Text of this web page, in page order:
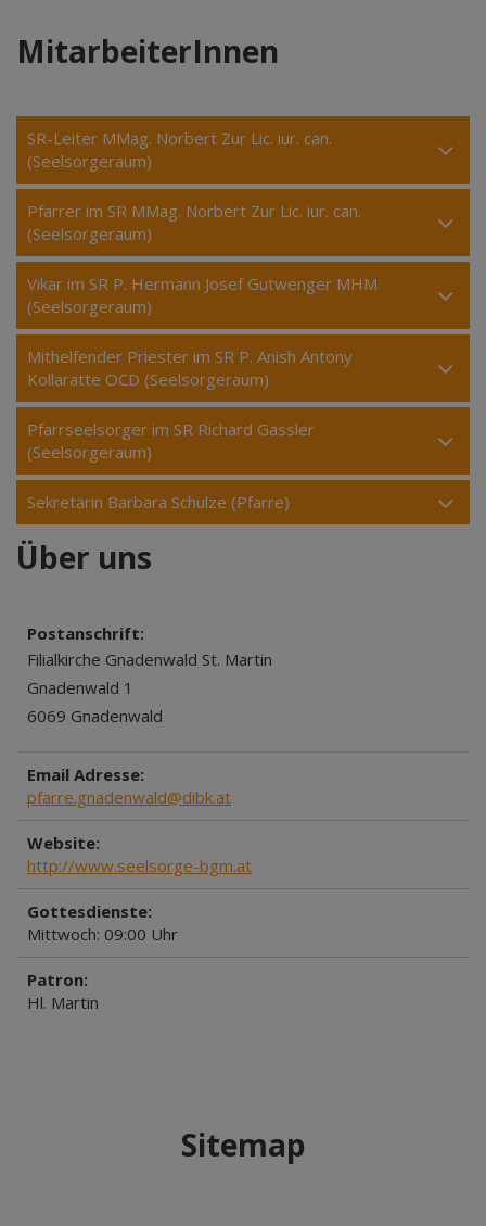
MitarbeiterInnen
SR-Leiter MMag. Norbert Zur Lic. iur. can.
(Seelsorgeraum)
Pfarrer im SR MMag. Norbert Zur Lic. iur. can.
(Seelsorgeraum)
Vikar im SR P. Hermann Josef Gutwenger MHM
(Seelsorgeraum)
Mithelfender Priester im SR P. Anish Antony
Kollaratte OCD (Seelsorgeraum)
Pfarrseelsorger im SR Richard Gassler
(Seelsorgeraum)
Sekretärin Barbara Schulze (Pfarre)
Über uns
Postanschrift:
Filialkirche Gnadenwald St. Martin
Gnadenwald 1
6069 Gnadenwald
Email Adresse:
pfarre.gnadenwald@dibk.at
Website:
http://www.seelsorge-bgm.at
Gottesdienste:
Mittwoch: 09:00 Uhr
Patron:
Hl. Martin
Sitemap